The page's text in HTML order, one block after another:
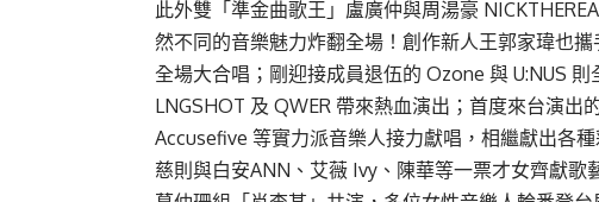
此外雙「準金曲歌王」盧廣仲與周湯豪
然不同的音樂魅力炸翻全場！創作新人王郭家瑋也
全場大合唱；剛迎接成員退伍的 Ozone 與 U:NUS
LNGSHOT 及 QWER 帶來熱血演出；首度來台演
Accusefive 等實力派音樂人接力獻唱，相繼獻出各
慈則與白安ANN、艾薇 Ivy、陳華等一票才女齊獻